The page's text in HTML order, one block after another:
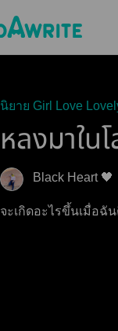
นิยาย Girl Love
หลงมาใน
Black Heart 🖤
จะเกิดอะไรขึ้นเมื่อฉั